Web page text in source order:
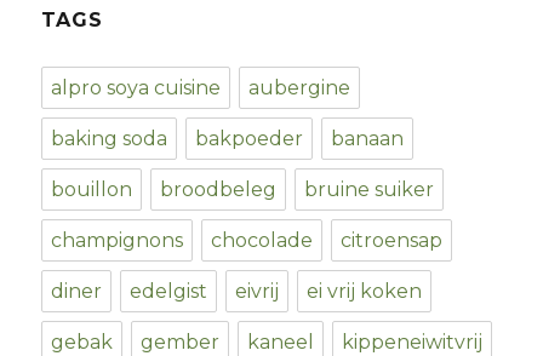
TAGS
alpro soya cuisine aubergine
baking soda bakpoeder banaan
bouillon broodbeleg bruine suiker
champignons chocolade citroensap
diner edelgist eivrij ei vrij koken
gebak gember kaneel kippeneiwitvrij